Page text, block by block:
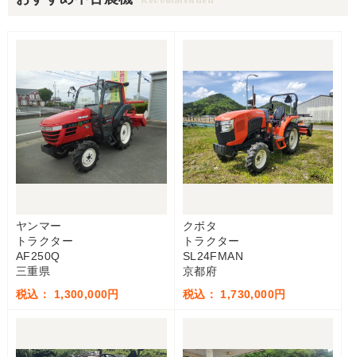
ヤンマー
トラクター
AF250Q
三重県
税込： 1,300,000円
クボタ
トラクター
SL24FMAN
京都府
税込： 1,730,000円